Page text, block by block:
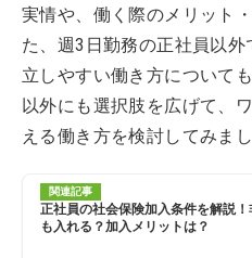
実情や、働く際のメリット
た、週3日勤務の正社員以
立しやすい働き方について
以外にも選択肢を広げて、
える働き方を検討してみまし
関連記事
正社員の社会保険加入条件を解説！
も入れる？加入メリットは？